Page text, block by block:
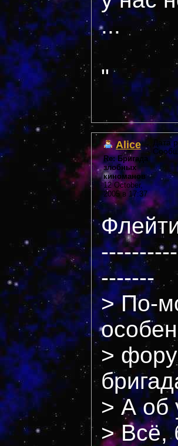
...
"
Alice
Re: Бригада
злобных
киноманов
12 October,
2005 в 17:37
Дата
-------
> По-
>
> А об
> Всё,